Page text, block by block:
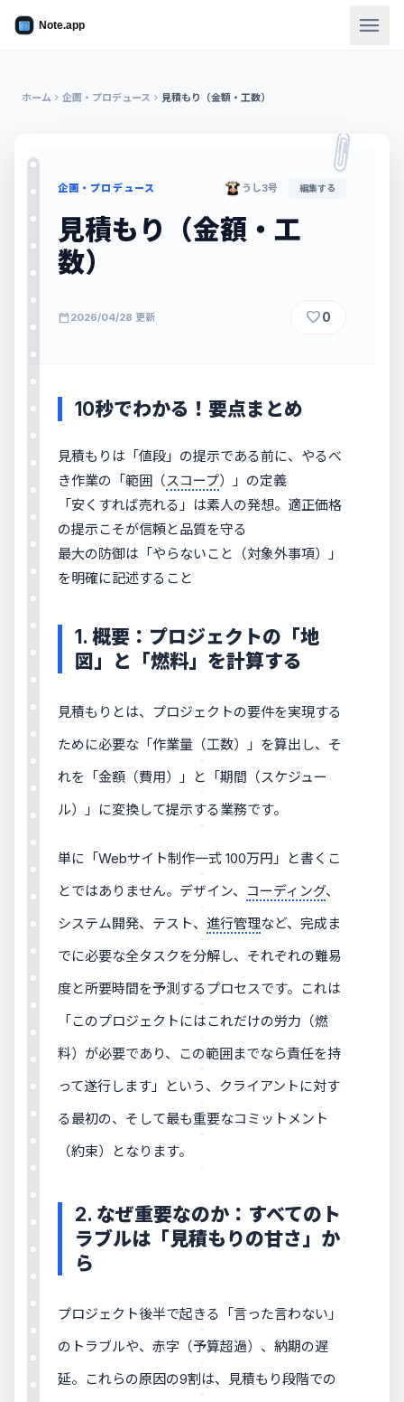
menu
ホーム chevron_right 企画・プロデュース chevron_right 見積もり（金額・工数）
企画・プロデュース うし3号 編集する
見積もり（金額・工
数）
calendar_today 2026/04/28 更新 favorite0
10秒でわかる！要点まとめ
見積もりは「値段」の提示である前に、やるべ
き作業の「範囲（スコープ）」の定義
「安くすれば売れる」は素人の発想。適正価格
の提示こそが信頼と品質を守る
最大の防御は「やらないこと（対象外事項）」
を明確に記述すること
1. 概要：プロジェクトの「地
図」と「燃料」を計算する
見積もりとは、プロジェクトの要件を実現する
ために必要な「作業量（工数）」を算出し、そ
れを「金額（費用）」と「期間（スケジュー
ル）」に変換して提示する業務です。
単に「Webサイト制作一式 100万円」と書くこ
とではありません。デザイン、
コーディング、
システム開発、テスト、 進行管理など、完成ま
でに必要な全タスクを分解し、それぞれの難易
度と所要時間を予測するプロセスです。これは
「このプロジェクトにはこれだけの労力（燃
料）が必要であり、この範囲までなら責任を持
って遂行します」という、クライアントに対す
る最初の、そして最も重要なコミットメント
（約束）となります。
2. なぜ重要なのか：すべてのト
ラブルは「見積もりの甘さ」か
ら
プロジェクト後半で起きる「言った言わない」
のトラブルや、赤字（予算超過）、納期の遅
延。これらの原因の9割は、見積もり段階での